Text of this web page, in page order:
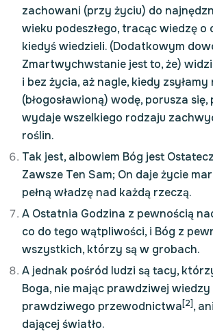
zachowani (przy życiu) do
wieku podeszłego, tracąc wiedzę o
kiedyś wiedzieli. (Dodatkowym
Zmartwychwstanie jest to, że)
i bez życia, aż nagle, kiedy zsyłamy
(błogosławioną) wodę, porusza się,
wydaje wszelkiego rodzaju
roślin.
Tak jest, albowiem Bóg jest
Zawsze Ten Sam; On daje życie
pełną władzę nad każdą rzeczą.
A Ostatnia Godzina z pewnością
co do tego wątpliwości, i Bóg z
wszystkich, którzy są w grobach.
A jednak pośród ludzi są tacy,
Boga, nie mając prawdziwej wiedzy
prawdziwego przewodnictwa[2],
dającej światło.